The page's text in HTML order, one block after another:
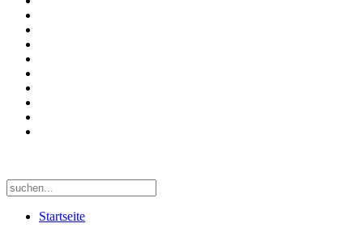
Startseite